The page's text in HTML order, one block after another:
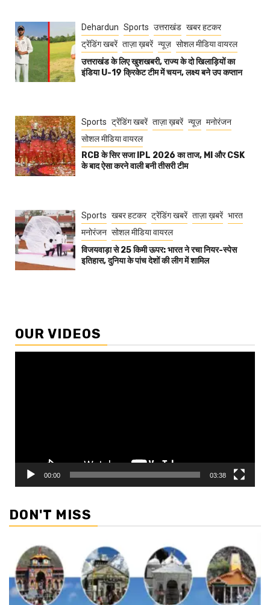
Dehardun Sports उत्तराखंड खबर हटकर
ट्रेंडिंग खबरें ताज़ा ख़बरें न्यूज़ सोशल मीडिया वायरल
उत्तराखंड के लिए खुशखबरी, राज्य के दो खिलाड़ियों का
इंडिया U-19 क्रिकेट टीम में चयन, लक्ष्य बने उप कप्तान
Sports ट्रेंडिंग खबरें ताज़ा ख़बरें न्यूज़ मनोरंजन
सोशल मीडिया वायरल
RCB के सिर सजा IPL 2026 का ताज, MI और CSK
के बाद ऐसा करने वाली बनी तीसरी टीम
Sports खबर हटकर ट्रेंडिंग खबरें ताज़ा ख़बरें भारत
मनोरंजन सोशल मीडिया वायरल
विजयवाड़ा से 25 किमी ऊपर: भारत ने रचा नियर-स्पेस
इतिहास, दुनिया के पांच देशों की लीग में शामिल
OUR VIDEOS
00:00 03:38
DON'T MISS